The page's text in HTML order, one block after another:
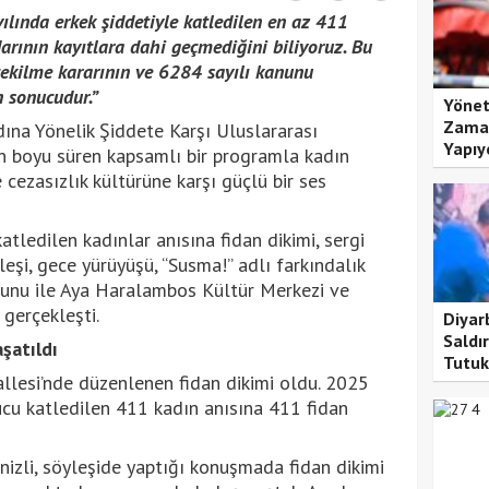
erkek şiddetiyle katledilen en az 411
kayıtlara dahi geçmediğini biliyoruz. Bu
kararının ve 6284 sayılı kanunu
Yönelik Şiddete Karşı Uluslararası
boyu süren kapsamlı bir programla kadın
kültürüne karşı güçlü bir ses
kadınlar anısına fidan dikimi, sergi
gece yürüyüşü, “Susma!” adlı farkındalık
ile Aya Haralambos Kültür Merkezi ve
gerçekleşti.
düzenlenen fidan dikimi oldu. 2025
katledilen 411 kadın anısına 411 fidan
söyleşide yaptığı konuşmada fidan dikimi